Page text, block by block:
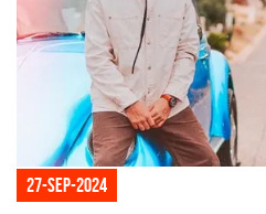
27-sep-2024